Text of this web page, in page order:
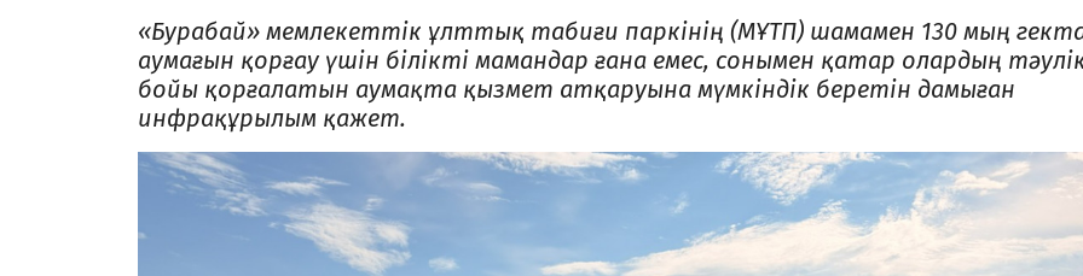
«Бурабай» мемлекеттік ұлттық табиғи паркінің (МҰТП) шамамен 130 мың
аумағын қорғау үшін білікті мамандар ғана емес, сонымен қатар олардың
бойы қорғалатын аумақта қызмет атқаруына мүмкіндік беретін дамыған
инфрақұрылым қажет.